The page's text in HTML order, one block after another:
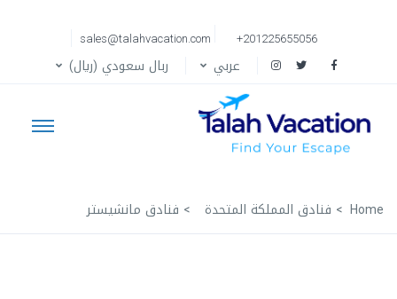
+201225655056
sales@talahvacation.com
عربي ربال سعودي (ريال)
Home فنادق المملكة المتحدة فنادق مانشيستر